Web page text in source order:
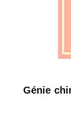
Génie